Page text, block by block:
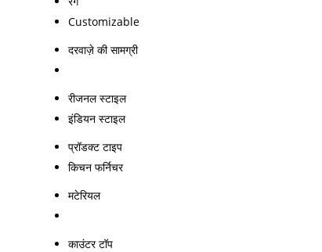
Customizable
दरवाज़े की सामग्री
रीजनल स्टाइल
इंडियन स्टाइल
प्रॉडक्ट टाइप
किचन फर्निचर
मटेरियल
काउंटर टॉप